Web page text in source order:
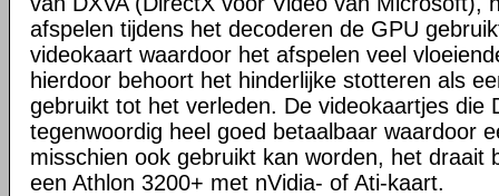
afspelen tijdens het decoderen de GPU
videokaart waardoor het afspelen veel
hierdoor behoort het hinderlijke stotteren als
gebruikt tot het verleden. De videokaartjes die
tegenwoordig heel goed betaalbaar waardoor
misschien ook gebruikt kan worden, het draait
een Athlon 3200+ met nVidia- of Ati-kaart.